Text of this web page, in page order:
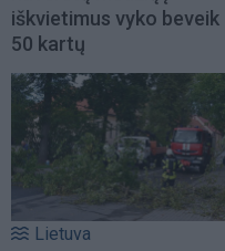
iškvietimus vyko beveik
50 kartų
Lietuva